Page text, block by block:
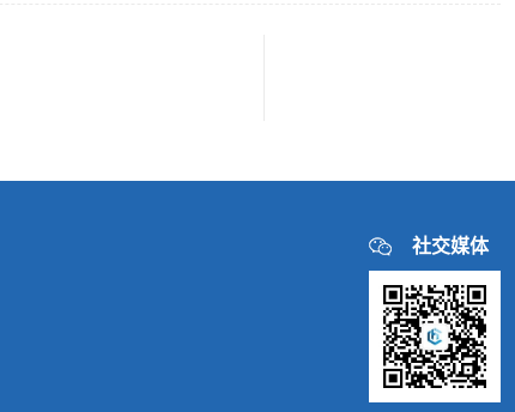
社交媒体